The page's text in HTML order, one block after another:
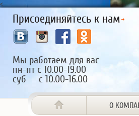
<
Присоединяйтесь к нам
Мы работаем для вас
пн-пт с 10.00-19.00
суб с 10.00-16.00
О